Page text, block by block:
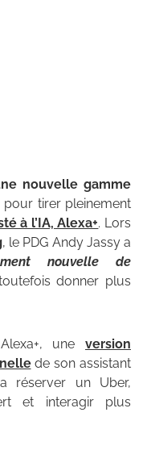
nouvelle gamme
pour tirer pleinement
à l’IA, Alexa+. Lors
, le PDG Andy Jassy a
nouvelle de
donner plus
une version
de son assistant
réserver un Uber,
et interagir plus